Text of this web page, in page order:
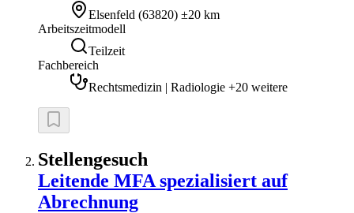
Elsenfeld (63820) ±20 km
Arbeitszeitmodell
Teilzeit
Fachbereich
Rechtsmedizin | Radiologie +20 weitere
Stellengesuch
Leitende MFA spezialisiert auf
Abrechnung